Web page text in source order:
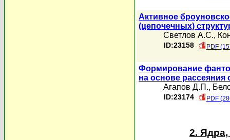
Активное
(цепочечных)
Светлов А.С.,
ID:23158 PDF
Формирование
на основе рассеяния
Агапов Д.П.,
ID:23174 PDF
2. Ядра,